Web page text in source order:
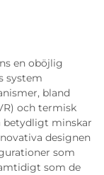
en oböjlig
system
bland
och termisk
betydligt minskar
designen
som
som de